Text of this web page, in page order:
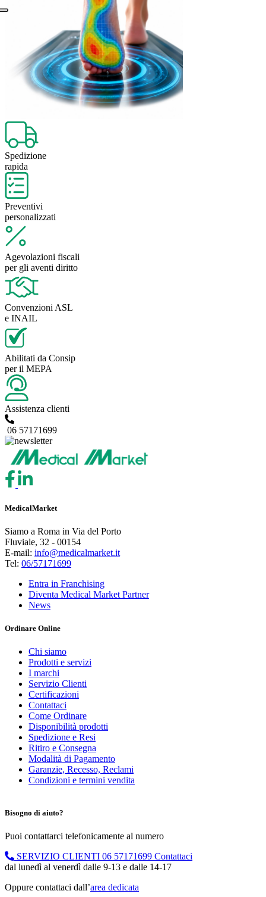
Spedizione
rapida
Preventivi
personalizzati
Agevolazioni fiscali
per gli aventi diritto
Convenzioni ASL
e INAIL
Abilitati da Consip
per il MEPA
Assistenza clienti
06 57171699
MedicalMarket
Siamo a Roma in Via del Porto
Fluviale, 32 - 00154
E-mail: info@medicalmarket.it
Tel: 06/57171699
Entra in Franchising
Diventa Medical Market Partner
News
Ordinare Online
Chi siamo
Prodotti e servizi
I marchi
Servizio Clienti
Certificazioni
Contattaci
Come Ordinare
Disponibilità prodotti
Spedizione e Resi
Ritiro e Consegna
Modalità di Pagamento
Garanzie, Recesso, Reclami
Condizioni e termini vendita
Bisogno di aiuto?
Puoi contattarci telefonicamente al numero
SERVIZIO CLIENTI 06 57171699 Contattaci
dal lunedì al venerdì dalle 9-13 e dalle 14-17
Oppure contattaci dall’area dedicata